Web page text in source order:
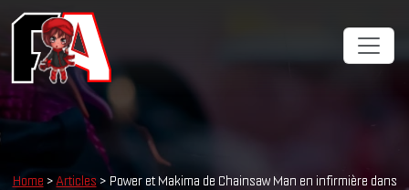
Home > Articles > Power et Makima de Chainsaw Man en infirmière dans
Cookies management panel